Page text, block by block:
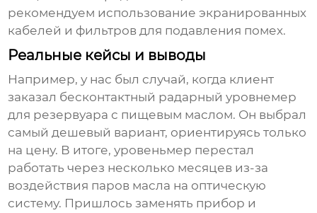
рекомендуем использование экранированных
кабелей и фильтров для подавления помех.
Реальные кейсы и выводы
Например, у нас был случай, когда клиент
заказал бесконтактный радарный уровнемер
для резервуара с пищевым маслом. Он выбрал
самый дешевый вариант, ориентируясь только
на цену. В итоге, уровеньмер перестал
работать через несколько месяцев из-за
воздействия паров масла на оптическую
систему. Пришлось заменять прибор и